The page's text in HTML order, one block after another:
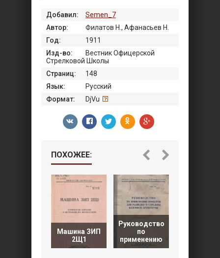
Добавил:
Semen_7
Автор:
Филатов Н., Афанасьев Н.
Год:
1911
Изд-во:
Вестник Офицерской
Стрелковой Школы
Страниц:
148
Язык:
Русский
Формат:
DjVu
ПОХОЖЕЕ:
Машина ЗИП
2Щ1
Руководство
по
применению